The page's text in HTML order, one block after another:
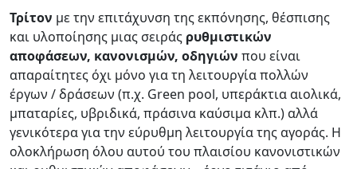
Τρίτον με την επιτάχυνση της εκπόνησης, θέσπισης
και υλοποίησης μιας σειράς ρυθμιστικών
αποφάσεων, κανονισμών, οδηγιών που είναι
απαραίτητες όχι μόνο για τη λειτουργία πολλών
έργων / δράσεων (π.χ. Green pool, υπεράκτια αιολικά,
μπαταρίες, υβριδικά, πράσινα καύσιμα κλπ.) αλλά
γενικότερα για την εύρυθμη λειτουργία της αγοράς. Η
ολοκλήρωση όλου αυτού του πλαισίου κανονιστικών